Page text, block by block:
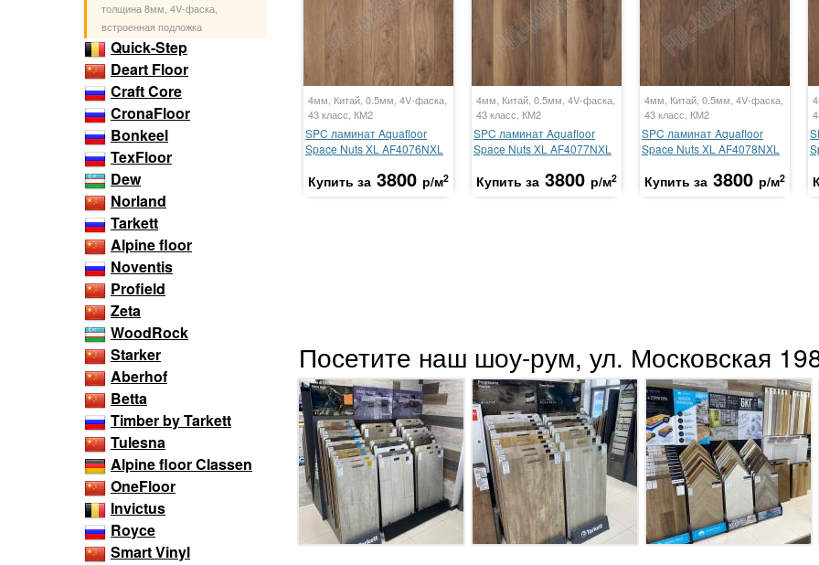
толщина 8мм, 4V-фаска,
встроенная подложка
Quick-Step
Deart Floor
Craft Core
CronaFloor
Bonkeel
TexFloor
Dew
Norland
Tarkett
Alpine floor
Noventis
Profield
Zeta
WoodRock
Starker
Aberhof
Betta
Timber by Tarkett
Tulesna
Alpine floor Classen
OneFloor
Invictus
Royce
Smart Vinyl
4мм, Китай, 0.5мм, 4V-фаска,
43 класс, КМ2
SPC ламинат Aquafloor
Space Nuts XL AF4076NXL
Купить за 3800 р/м2
4мм, Китай, 0.5мм, 4V-фаска,
43 класс, КМ2
SPC ламинат Aquafloor
Space Nuts XL AF4077NXL
Купить за 3800 р/м2
4мм, Китай, 0.5мм, 4V-фаска,
43 класс, КМ2
SPC ламинат Aquafloor
Space Nuts XL AF4078NXL
Купить за 3800 р/м2
Посетите наш шоу-рум, ул. Московская